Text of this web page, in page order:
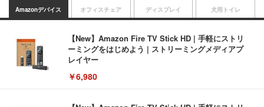
Amazonデバイス
【New】Amazon Fire TV Stick HD | 手軽にストリ
ーミングをはじめよう | ストリーミングメディアプ
レイヤー
￥6,980
オフィスチェア ディスプレイ 犬用トイレ